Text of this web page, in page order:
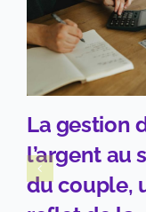
La gestion
l’argent au
du couple,